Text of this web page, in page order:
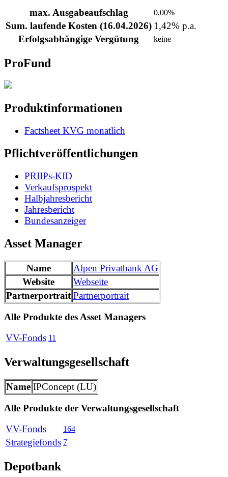
max. Ausgabeaufschlag 0,00%
Sum. laufende Kosten (16.04.2026) 1,42% p.a.
Erfolgsabhängige Vergütung
keine
ProFund
Produktinformationen
Factsheet KVG monatlich
Pflichtveröffentlichungen
PRIIPs-KID
Verkaufsprospekt
Halbjahresbericht
Jahresbericht
Bundesanzeiger
Asset Manager
Name
Alpen Privatbank AG
Website
Webseite
Partnerportrait Partnerportrait
Alle Produkte des Asset Managers
VV-Fonds 11
Verwaltungsgesellschaft
Name IPConcept (LU)
Alle Produkte der Verwaltungsgesellschaft
VV-Fonds
164
Strategiefonds 7
Depotbank